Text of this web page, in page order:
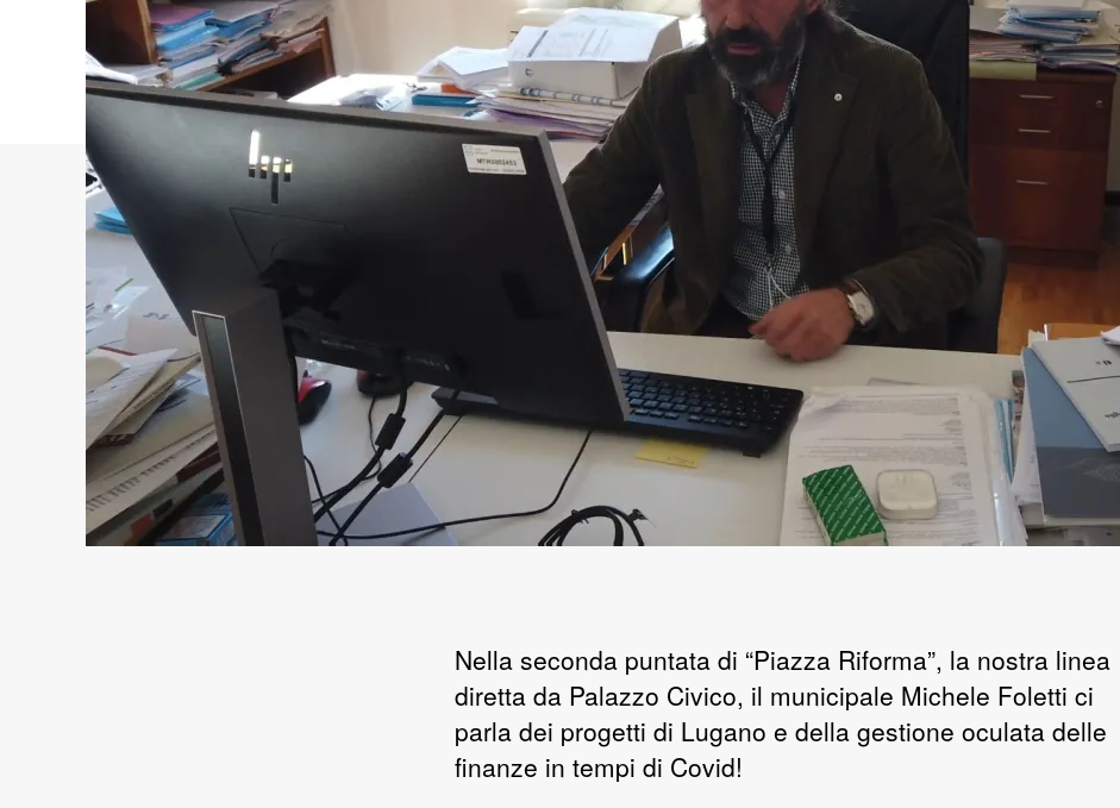
Nella seconda puntata di “Piazza Riforma”, la nostra linea
diretta da Palazzo Civico, il municipale Michele Foletti ci
parla dei progetti di Lugano e della gestione oculata delle
finanze in tempi di Covid!